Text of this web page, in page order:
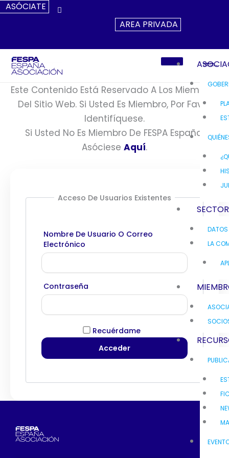
ASÓCIATE
AREA PRIVADA
SECTOR
LA
Este Contenido Está Reservado A Los Miembros
Del Sitio Web. Si Usted Es Miembro, Por Favor
Identifíquese.
Si Usted No Es Miembro De FESPA España,
Asóciese Aquí.
Acceso De Usuarios Existentes
Nombre De Usuario O Correo
Electrónico
Contraseña
Recuérdame